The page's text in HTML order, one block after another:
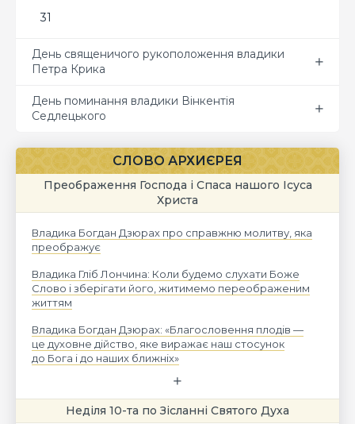
31
День священичого рукоположення владики
Петра Крика
День поминання владики Вінкентія
Седлецького
СЛОВО АРХИЄРЕЯ
Преображення Господа і Спаса нашого Ісуса
Христа
Владика Богдан Дзюрах про справжню молитву, яка
преображує
Владика Гліб Лончина: Коли будемо слухати Боже
Слово і зберігати його, житимемо переображеним
життям
Владика Богдан Дзюрах: «Благословення плодів —
це духовне дійство, яке виражає наш стосунок
до Бога і до наших ближніх»
Неділя 10-та по Зісланні Святого Духа